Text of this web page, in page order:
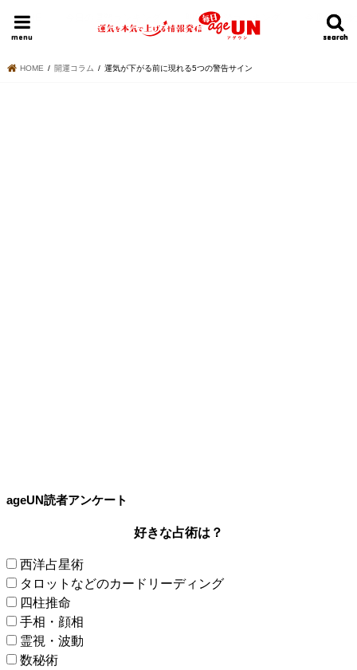
search
search
menu
HOME 明日の運勢ランキング 今週の運勢
HOME 開運コラム 運気が下がる前に現れる5つの警告サイン
ageUN読者アンケート
好きな占術は？
西洋占星術
タロットなどのカードリーディング
四柱推命
手相・顔相
霊視・波動
数秘術